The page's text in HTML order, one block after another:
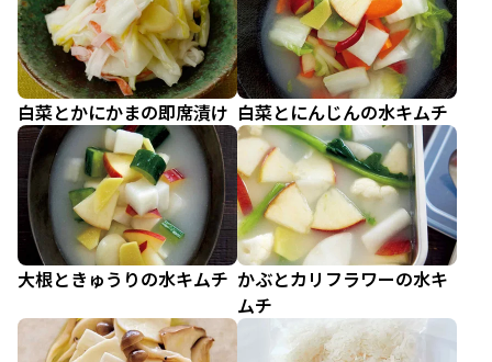
白菜とかにかまの即席漬け 白菜とにんじんの水キムチ
大根ときゅうりの水キムチ かぶとカリフラワーの水キ
ムチ